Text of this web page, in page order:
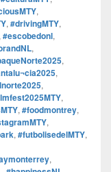
,
, #drivingMTY,
#escobedonl,
,
,
,
,
,
, #foodmontrey,
,
, #futbolisedelMTY,
,